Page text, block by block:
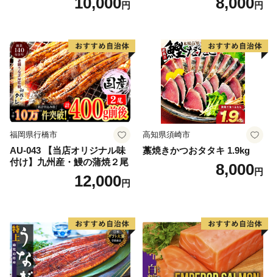
円 円
福岡県行橋市
AU-043 【当店オリジナル味
付け】九州産・鰻の蒲焼２尾
12,000円
高知県須崎市
藁焼きかつおタタキ 1.9kg
8,000円